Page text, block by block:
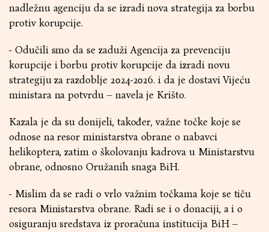
nadležnu agenciju da se izradi nova strategija za borbu
protiv korupcije.
- Odučili smo da se zaduži Agencija za prevenciju
korupcije i borbu protiv korupcije da izradi novu
strategiju za razdoblje 2024-2026. i da je dostavi Vijeću
ministara na potvrdu – navela je Krišto.
Kazala je da su donijeli, također, važne točke koje se
odnose na resor ministarstva obrane o nabavci
helikoptera, zatim o školovanju kadrova u Ministarstvu
obrane, odnosno Oružanih snaga BiH.
- Mislim da se radi o vrlo važnim točkama koje se tiču
resora Ministarstva obrane. Radi se i o donaciji, a i o
osiguranju sredstava iz proračuna institucija BiH –